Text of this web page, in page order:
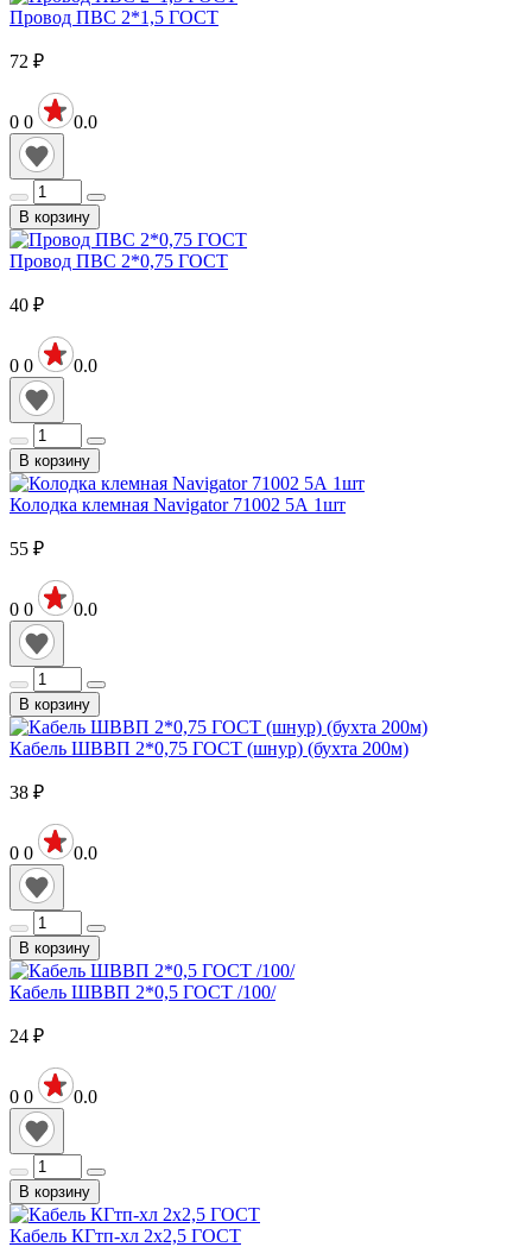
Провод ПВС 2*1,5 ГОСТ
72 ₽
0 0 0.0
В корзину
Провод ПВС 2*0,75 ГОСТ
40 ₽
0 0 0.0
В корзину
Колодка клемная Navigator 71002 5А 1шт
55 ₽
0 0 0.0
В корзину
Кабель ШВВП 2*0,75 ГОСТ (шнур) (бухта 200м)
38 ₽
0 0 0.0
В корзину
Кабель ШВВП 2*0,5 ГОСТ /100/
24 ₽
0 0 0.0
В корзину
Кабель КГтп-хл 2х2,5 ГОСТ